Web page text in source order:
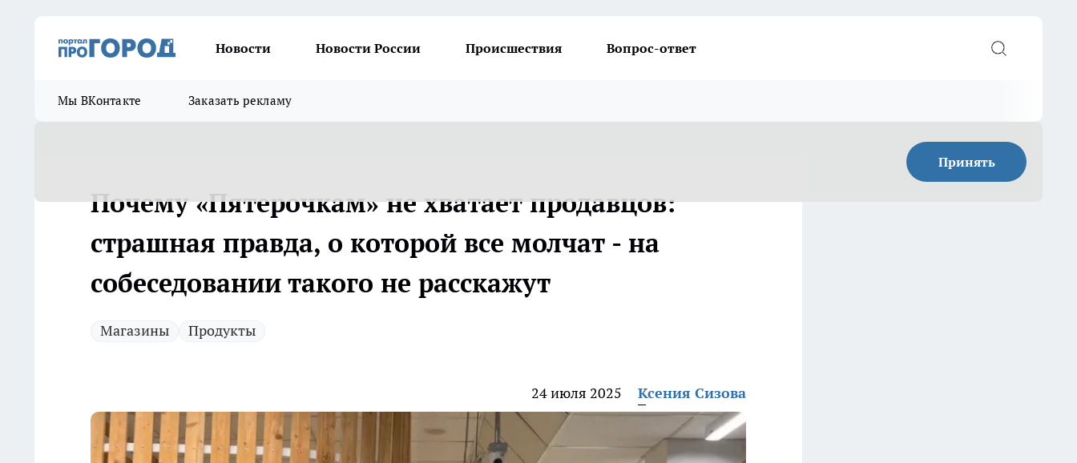
Новости Новости России Происшествия Вопрос-ответ
Мы ВКонтакте Заказать рекламу
Принять
Почему «Пятерочкам» не хватает продавцов:
страшная правда, о которой все молчат - на
собеседовании такого не расскажут
Магазины Продукты
24 июля 2025 Ксения Сизова